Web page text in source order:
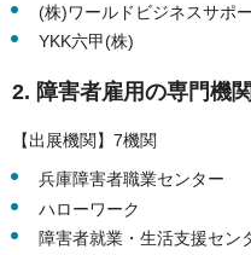
(株)ワールドビジネスサポ
YKK六甲(株)
2. 障害者雇用の専門機
【出展機関】7機関
兵庫障害者職業センター
ハローワーク
障害者就業・生活支援セン